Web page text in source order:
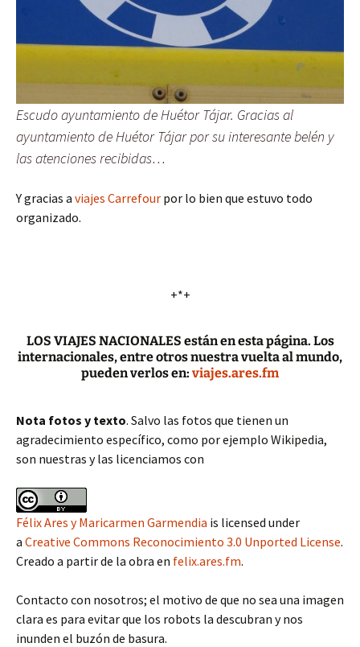
Escudo ayuntamiento de Huétor Tájar. Gracias al
ayuntamiento de Huétor Tájar por su interesante belén y
las atenciones recibidas…
Y gracias a viajes Carrefour por lo bien que estuvo todo
organizado.
+*+
LOS VIAJES NACIONALES están en esta página. Los
internacionales, entre otros nuestra vuelta al mundo,
pueden verlos en: viajes.ares.fm
Nota fotos y texto. Salvo las fotos que tienen un
agradecimiento específico, como por ejemplo Wikipedia,
son nuestras y las licenciamos con
Félix Ares y Maricarmen Garmendia is licensed under
a Creative Commons Reconocimiento 3.0 Unported License.
Creado a partir de la obra en felix.ares.fm.
Contacto con nosotros; el motivo de que no sea una imagen
clara es para evitar que los robots la descubran y nos
inunden el buzón de basura.